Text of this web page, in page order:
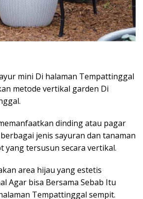
mini Di halaman Tempattinggal
metode vertikal garden Di
dinding atau pagar
jenis sayuran dan tanaman
yang tersusun secara vertikal.
area hijau yang estetis
Agar bisa Bersama Sebab Itu
Tempattinggal sempit.